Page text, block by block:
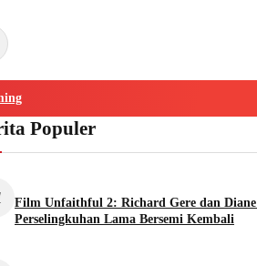
Populer
Film Unfaithful 2: Richard Gere dan Diane
Perselingkuhan Lama Bersemi Kembali